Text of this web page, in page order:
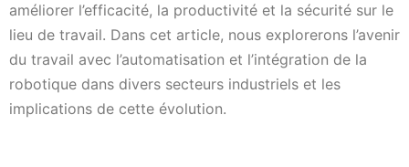
améliorer l’efficacité, la productivité et la sécurité sur le
lieu de travail. Dans cet article, nous explorerons l’avenir
du travail avec l’automatisation et l’intégration de la
robotique dans divers secteurs industriels et les
implications de cette évolution.